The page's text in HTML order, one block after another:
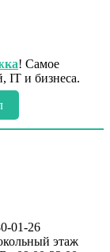
! Самое
IT и бизнеса.
01-26
этаж